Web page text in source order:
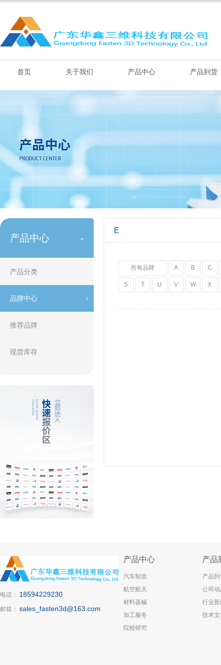
首页 关于我们 产品中心 产品到货
产品中心 -
产品分类
品牌中心
推荐品牌
现货库存
E
所有品牌 A B C
S T U V W X
电话： 18594229230
邮箱： sales_fasten3d@163.com
产品中心
汽车制造
航空航天
材料器械
加工服务
院校研究
产品
产品
公司
行业
技术